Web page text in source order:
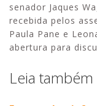
senador Jaques
recebida pelos
Paula Pane e
abertura para
Leia também